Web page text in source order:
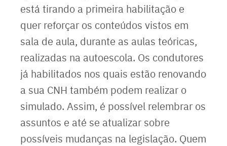
está tirando a primeira habilitação e
quer reforçar os conteúdos vistos em
sala de aula, durante as aulas teóricas,
realizadas na autoescola. Os condutores
já habilitados nos quais estão renovando
a sua CNH também podem realizar o
simulado. Assim, é possível relembrar os
assuntos e até se atualizar sobre
possíveis mudanças na legislação. Quem